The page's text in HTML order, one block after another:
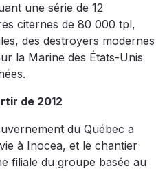
une série de 12
citernes de 80 000 tpl,
des destroyers modernes
la Marine des États-Unis
de 2012
du Québec a
à Inocea, et le chantier
filiale du groupe basée au